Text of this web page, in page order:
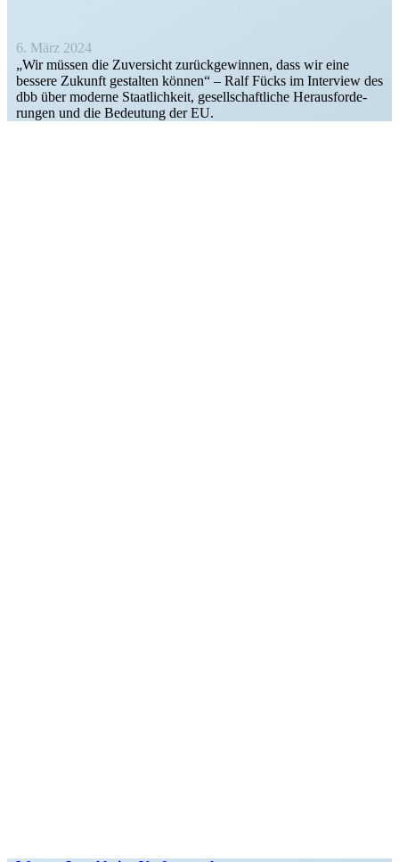
6. März 2024
„Wir müssen die Zuver­sicht zurück­ge­winnen, dass wir eine
bessere Zukunft gestalten können“ – Ralf Fücks im Interview des
dbb über moderne Staat­lichkeit, gesell­schaft­liche Heraus­for­de­
rungen und die Bedeutung der EU.